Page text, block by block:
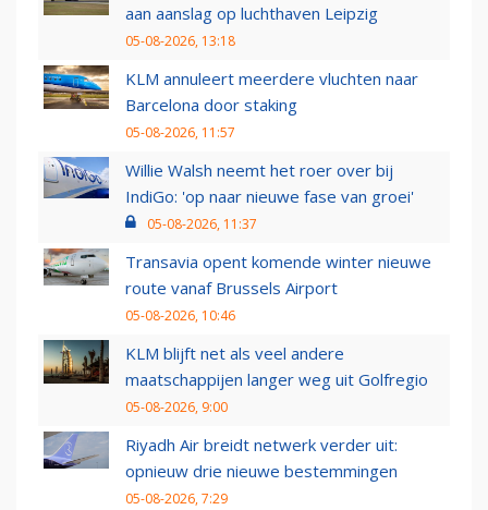
aan aanslag op luchthaven Leipzig
05-08-2026, 13:18
KLM annuleert meerdere vluchten naar
Barcelona door staking
05-08-2026, 11:57
Willie Walsh neemt het roer over bij
IndiGo: 'op naar nieuwe fase van groei'
05-08-2026, 11:37
Transavia opent komende winter nieuwe
route vanaf Brussels Airport
05-08-2026, 10:46
KLM blijft net als veel andere
maatschappijen langer weg uit Golfregio
05-08-2026, 9:00
Riyadh Air breidt netwerk verder uit:
opnieuw drie nieuwe bestemmingen
05-08-2026, 7:29